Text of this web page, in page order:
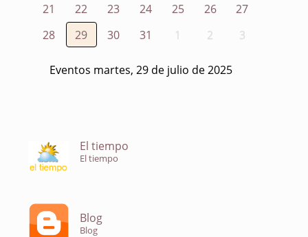
21
22 23 24 25 26
27
28
29 30 31 1 2 3
Eventos martes, 29 de julio de 2025
El tiempo
El tiempo
Blog
Blog